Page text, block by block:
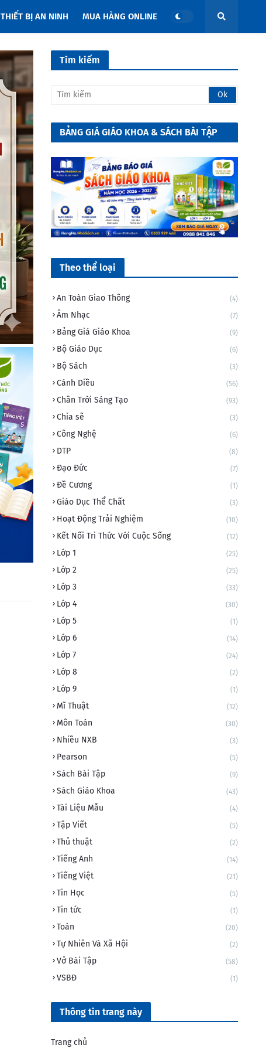
THIẾT BỊ AN NINH MUA HÀNG ONLINE
Tìm kiếm
BẢNG GIÁ GIÁO KHOA & SÁCH BÀI TẬP
Theo thể loại
An Toàn Giao Thông (4)
Âm Nhạc (7)
Bảng Giá Giáo Khoa (9)
Bộ Giáo Dục (6)
Bộ Sách (3)
Cánh Diều (56)
Chân Trời Sáng Tạo (93)
Chia sẽ (3)
Công Nghệ (6)
DTP (8)
Đạo Đức (7)
Đề Cương (1)
Giáo Dục Thể Chất (3)
Hoạt Động Trải Nghiệm (10)
Kết Nối Tri Thức Với Cuộc Sống (12)
Lớp 1 (25)
Lớp 2 (25)
Lớp 3 (33)
Lớp 4 (30)
Lớp 5 (1)
Lớp 6 (14)
Lớp 7 (24)
Lớp 8 (2)
Lớp 9 (1)
Mĩ Thuật (12)
Môn Toán (30)
Nhiều NXB (3)
Pearson (5)
Sách Bài Tập (9)
Sách Giáo Khoa (43)
Tài Liệu Mẫu (4)
Tập Viết (5)
Thủ thuật (2)
Tiếng Anh (14)
Tiếng Việt (21)
Tin Học (5)
Tin tức (1)
Toán (20)
Tự Nhiên Và Xã Hội (2)
Vở Bài Tập (58)
VSBĐ (1)
Thông tin trang này
Trang chủ